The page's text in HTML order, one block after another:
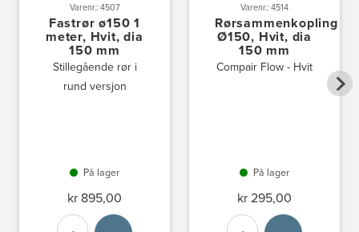
Varenr.: 4507
Fastrør ø150 1
meter, Hvit, dia
150 mm
Stillegående rør i
rund versjon
På lager
kr 895,00
Varenr.: 4514
Rørsammenkopling
Ø150, Hvit, dia
150 mm
Compair Flow - Hvit
På lager
kr 295,00